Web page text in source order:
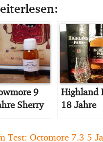
9
Sherry
Highland
18 Jahre
Test: Octomore 7.3 5